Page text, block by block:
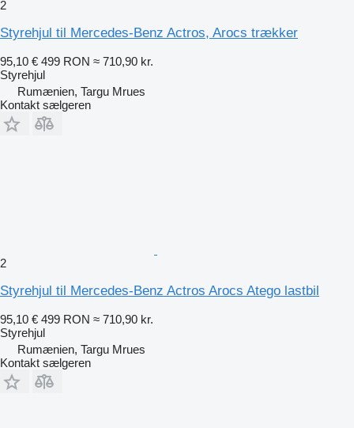
2
Styrehjul til Mercedes-Benz Actros, Arocs trækker
95,10 € 499 RON ≈ 710,90 kr.
Styrehjul
Rumænien, Targu Mrues
Kontakt sælgeren
2
Styrehjul til Mercedes-Benz Actros Arocs Atego lastbil
95,10 € 499 RON ≈ 710,90 kr.
Styrehjul
Rumænien, Targu Mrues
Kontakt sælgeren